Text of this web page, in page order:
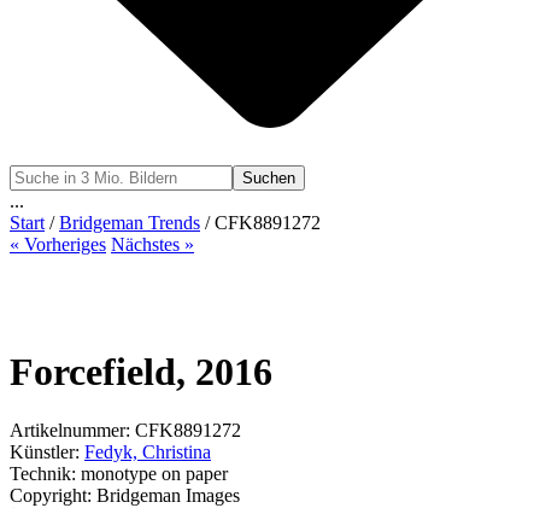
Suchen
...
Start/Bridgeman Trends / CFK8891272
« Vorheriges Nächstes »
Forcefield, 2016
Artikelnummer: CFK8891272
Künstler: Fedyk, Christina
Technik: monotype on paper
Copyright: Bridgeman Images